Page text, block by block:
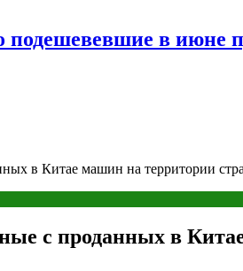
подешевевшие в июне
в Китае машин на территории
с проданных в